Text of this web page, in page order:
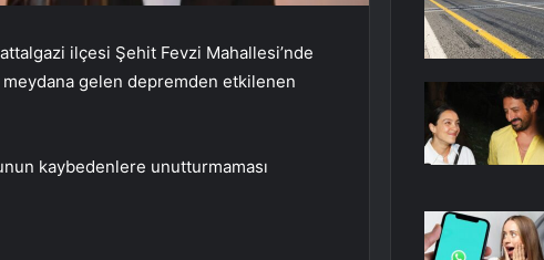
ilçesi Şehit Fevzi Mahallesi’nde
meydana gelen depremden etkilenen
kaybedenlere unutturmaması